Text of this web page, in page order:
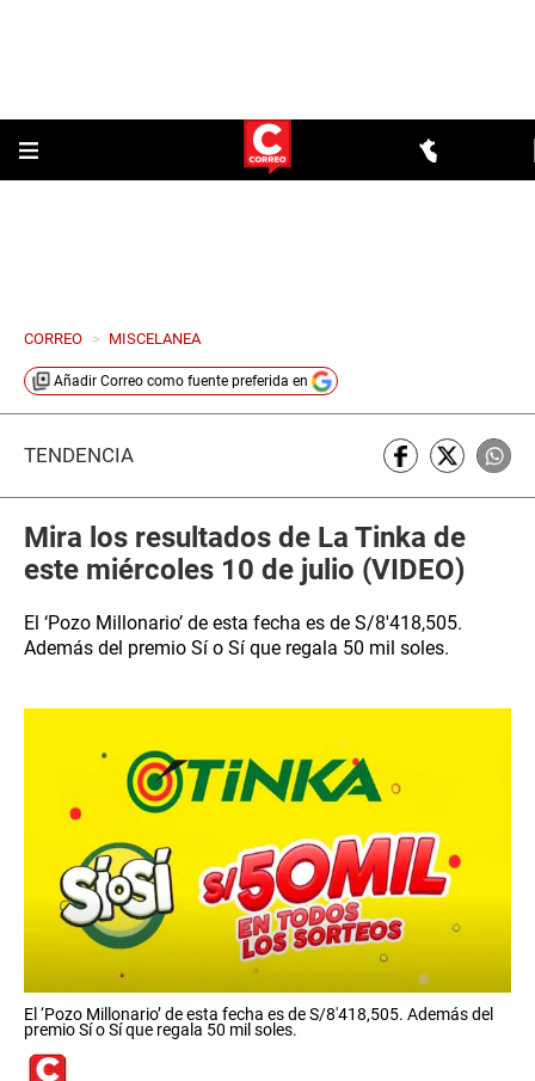
CORREO > MISCELANEA
Añadir Correo como fuente preferida en
TENDENCIA
Mira los resultados de La Tinka de
este miércoles 10 de julio (VIDEO)
El ‘Pozo Millonario’ de esta fecha es de S/8′418,505.
Además del premio Sí o Sí que regala 50 mil soles.
El ‘Pozo Millonario’ de esta fecha es de S/8'418,505. Además del
premio Sí o Sí que regala 50 mil soles.